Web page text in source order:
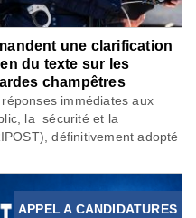
une clarification
du texte sur les
champêtres
immédiates aux
la sécurité et la
définitivement adopté
APPEL A CANDIDATURES